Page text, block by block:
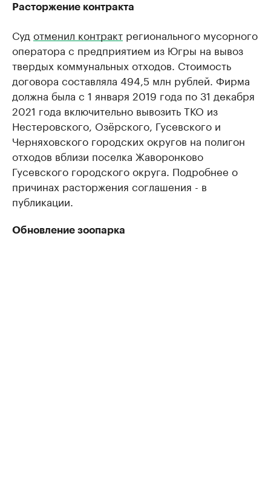
Расторжение контракта
Суд отменил контракт регионального мусорного
оператора с предприятием из Югры на вывоз
твердых коммунальных отходов. Стоимость
договора составляла 494,5 млн рублей. Фирма
должна была с 1 января 2019 года по 31 декабря
2021 года включительно вывозить ТКО из
Нестеровского, Озёрского, Гусевского и
Черняховского городских округов на полигон
отходов вблизи поселка Жаворонково
Гусевского городского округа. Подробнее о
причинах расторжения соглашения - в
публикации.
Обновление зоопарка